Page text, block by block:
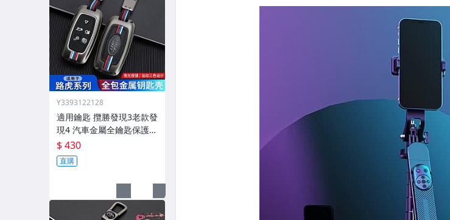
Y3393122128
適用鑰匙 攬勝發現3老款發
現4 汽車金屬全鑰匙保護殼
扣
$ 430
直購